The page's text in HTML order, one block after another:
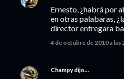
Ernesto, ¿habrá por
en otras palabaras,
director entregara
4 de octubre de 2010 a las
Champydijo…